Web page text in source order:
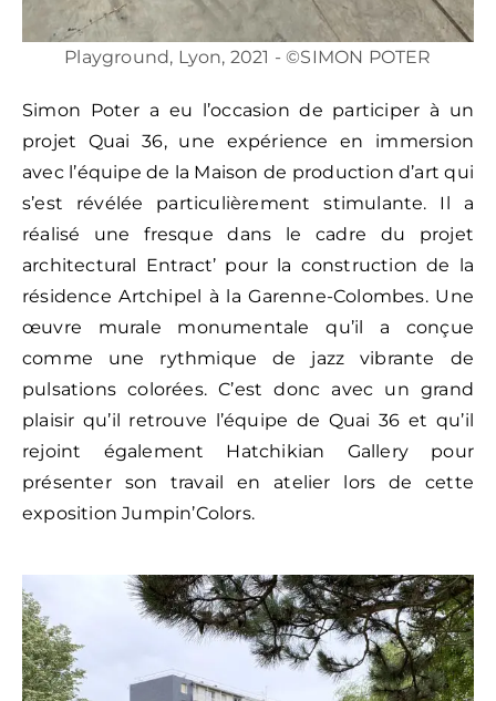
Playground, Lyon, 2021 - ©SIMON POTER
Simon Poter a eu l’occasion de participer à un
projet Quai 36, une expérience en immersion
avec l’équipe de la Maison de production d’art qui
s’est révélée particulièrement stimulante. Il a
réalisé une fresque dans le cadre du projet
architectural Entract’ pour la construction de la
résidence Artchipel à la Garenne-Colombes. Une
œuvre murale monumentale qu’il a conçue
comme une rythmique de jazz vibrante de
pulsations colorées. C’est donc avec un grand
plaisir qu’il retrouve l’équipe de Quai 36 et qu’il
rejoint également Hatchikian Gallery pour
présenter son travail en atelier lors de cette
exposition Jumpin’Colors.